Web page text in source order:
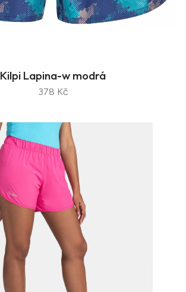
Kilpi Lapina-w modrá
378 Kč